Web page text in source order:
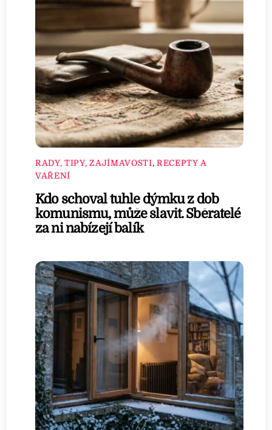
RADY, TIPY, ZAJÍMAVOSTI, RECEPTY A
VAŘENÍ
Kdo schoval tuhle dýmku z dob
komunismu, může slavit. Sběratelé
za ni nabízejí balík